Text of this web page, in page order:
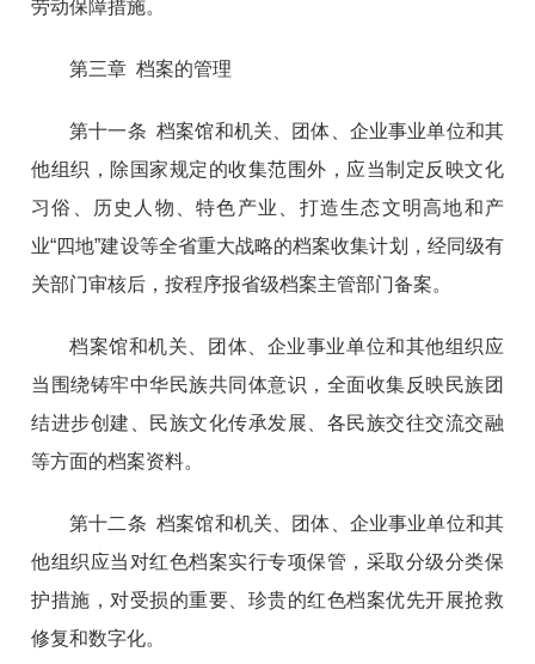
劳动保障措施。
第三章 档案的管理
第十一条 档案馆和机关、团体、企业事业单位和其
他组织，除国家规定的收集范围外，应当制定反映文化
习俗、历史人物、特色产业、打造生态文明高地和产
业“四地”建设等全省重大战略的档案收集计划，经同级有
关部门审核后，按程序报省级档案主管部门备案。
档案馆和机关、团体、企业事业单位和其他组织应
当围绕铸牢中华民族共同体意识，全面收集反映民族团
结进步创建、民族文化传承发展、各民族交往交流交融
等方面的档案资料。
第十二条 档案馆和机关、团体、企业事业单位和其
他组织应当对红色档案实行专项保管，采取分级分类保
护措施，对受损的重要、珍贵的红色档案优先开展抢救
修复和数字化。